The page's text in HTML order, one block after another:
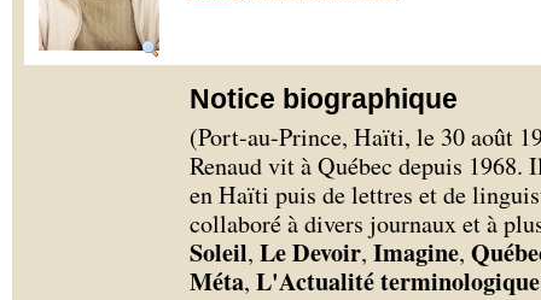
Notice biographique
(Port-au-Prince, Haïti, le 30 août
Renaud vit à Québec depuis
en Haïti puis de lettres et de
collaboré à divers journaux et à
Soleil, Le Devoir, Imagine,
Méta, L'Actualité terminologique